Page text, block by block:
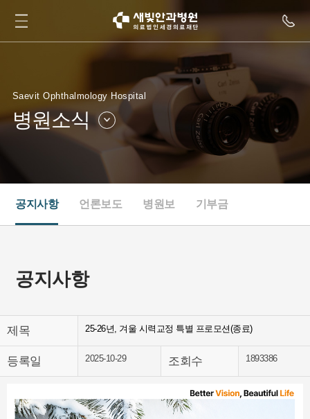
Saevit Ophthalmology Hospital
병원소식
병원소식
새빛TV
인재채용
협력병원
공지사항 언론보도 병원보 기부금
공지사항
제목 25-26년, 겨울 시력교정 특별 프로모션(종료)
등록일 2025-10-29 조회수 1893386